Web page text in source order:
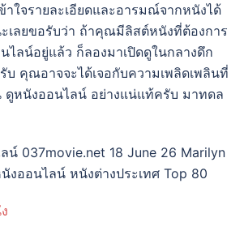
าใจรายละเอียดและอารมณ์จากหนังได้
เลยขอรับว่า ถ้าคุณมีลิสต์หนังที่ต้องการ
ไลน์อยู่แล้ว ก็ลองมาเปิดดูในกลางดึก
บ คุณอาจจะได้เจอกับความเพลิดเพลินที่
ดูหนังออนไลน์ อย่างแน่แท้ครับ มาทดล
น์ 037movie.net 18 June 26 Marilyn
ออนไลน์ หนังต่างประเทศ Top 80